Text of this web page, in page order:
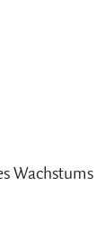
Wachstums